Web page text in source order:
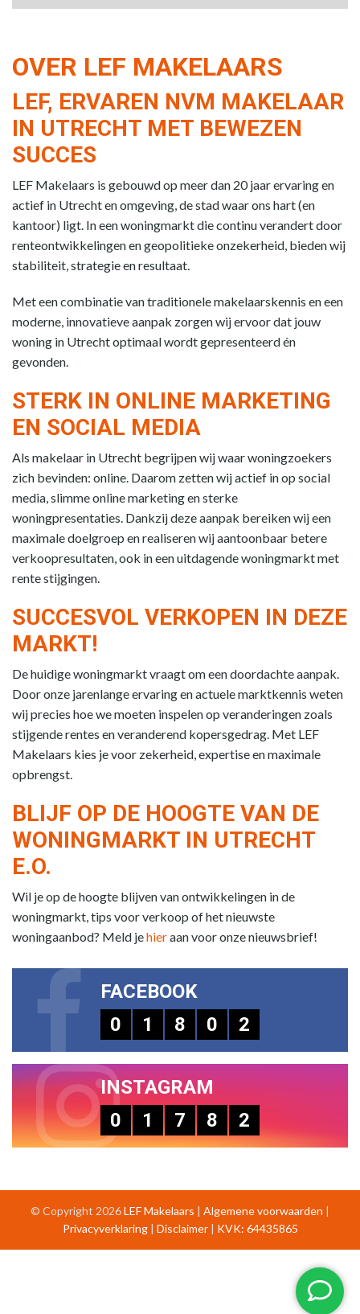
OVER LEF MAKELAARS
LEF, ERVAREN NVM MAKELAAR
IN UTRECHT MET BEWEZEN
SUCCES
LEF Makelaars is gebouwd op meer dan 20 jaar ervaring en
actief in Utrecht en omgeving, de stad waar ons hart (en
kantoor) ligt. In een woningmarkt die continu verandert door
renteontwikkelingen en geopolitieke onzekerheid, bieden wij
stabiliteit, strategie en resultaat.
Met een combinatie van traditionele makelaarskennis en een
moderne, innovatieve aanpak zorgen wij ervoor dat jouw
woning in Utrecht optimaal wordt gepresenteerd én
gevonden.
STERK IN ONLINE MARKETING
EN SOCIAL MEDIA
Als makelaar in Utrecht begrijpen wij waar woningzoekers
zich bevinden: online. Daarom zetten wij actief in op social
media, slimme online marketing en sterke
woningpresentaties. Dankzij deze aanpak bereiken wij een
maximale doelgroep en realiseren wij aantoonbaar betere
verkoopresultaten, ook in een uitdagende woningmarkt met
rente stijgingen.
SUCCESVOL VERKOPEN IN DEZE
MARKT!
De huidige woningmarkt vraagt om een doordachte aanpak.
Door onze jarenlange ervaring en actuele marktkennis weten
wij precies hoe we moeten inspelen op veranderingen zoals
stijgende rentes en veranderend kopersgedrag. Met LEF
Makelaars kies je voor zekerheid, expertise en maximale
opbrengst.
BLIJF OP DE HOOGTE VAN DE
WONINGMARKT IN UTRECHT
E.O.
Wil je op de hoogte blijven van ontwikkelingen in de
woningmarkt, tips voor verkoop of het nieuwste
woningaanbod? Meld jehieraan voor onze nieuwsbrief!
FACEBOOK
0
1 8 0 2
INSTAGRAM
0
1 7 8 2
© Copyright 2026LEF Makelaars | Algemene voorwaarden |
Privacyverklaring| Disclaimer| KVK: 64435865